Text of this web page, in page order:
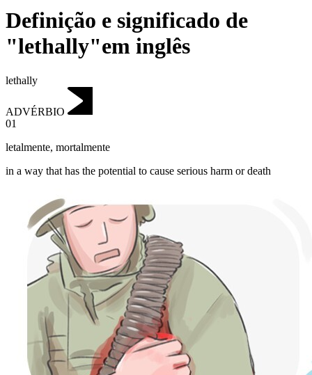
Definição e significado de
"lethally"em inglês
lethally
ADVÉRBIO
01
letalmente, mortalmente
in a way that has the potential to cause serious harm or death